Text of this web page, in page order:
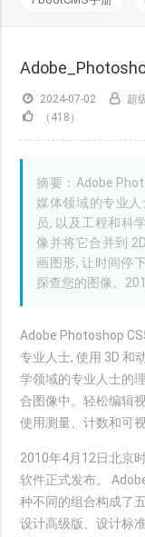
2024-07-02 超
（418）
摘要：Adobe
媒体领域的专业人
员, 以及工程和科
像并将它合并到
画图形, 让时间停
探查您的图像。
Adobe Photoshop
专业人士, 使用 3D 和
学领域的专业人士的
合图像中。轻松编辑
使用测量、计数和可
2010年4月12日北京
软件正式发布。
种不同的组合构成了
设计高级版、设计标